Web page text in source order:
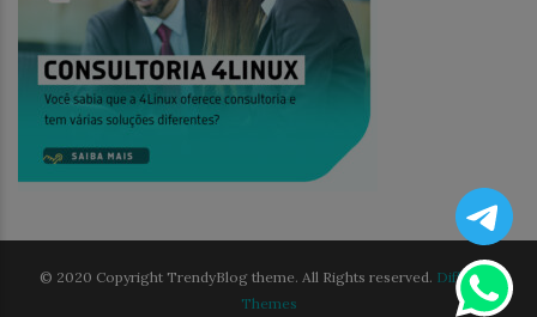
© 2020 Copyright TrendyBlog theme. All Rights reserved. Different
Themes